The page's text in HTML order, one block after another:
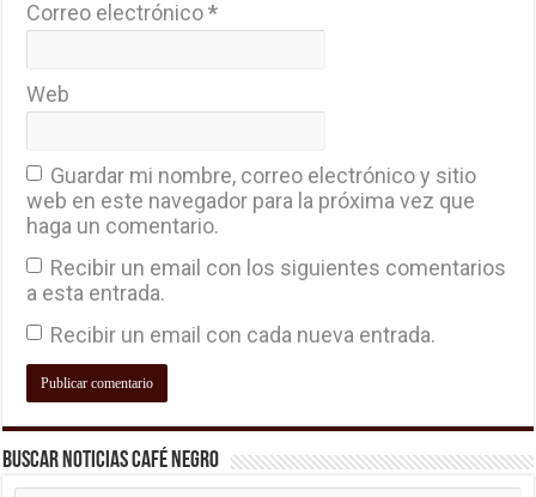
Correo electrónico*
Web
Guardar mi nombre, correo electrónico y sitio
web en este navegador para la próxima vez que
haga un comentario.
Recibir un email con los siguientes comentarios
a esta entrada.
Recibir un email con cada nueva entrada.
Buscar Noticias Café Negro